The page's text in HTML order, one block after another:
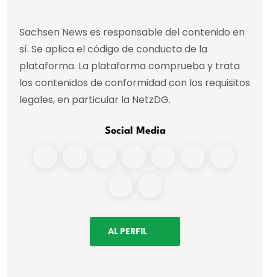
Sachsen News es responsable del contenido en
sí. Se aplica el código de conducta de la
plataforma. La plataforma comprueba y trata
los contenidos de conformidad con los requisitos
legales, en particular la NetzDG.
Social Media
AL PERFIL